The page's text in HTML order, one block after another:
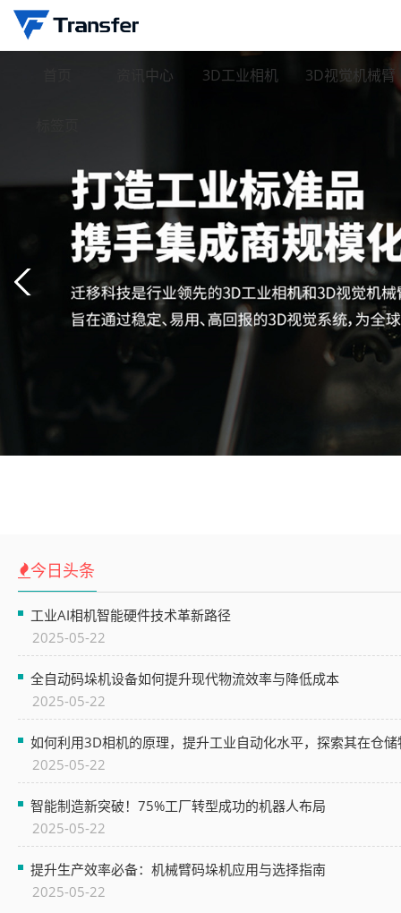
资讯中心 3D工业相机 3D视觉机械臂
今日头条
工业AI相机智能硬件技术革新路径​​
2025-05-22
全自动码垛机设备如何提升现代物流效率与降低成本
2025-05-22
如何利用3D相机的原理，提升工业自动化水平，探索其在仓
2025-05-22
智能制造新突破！75%工厂转型成功的机器人布局
2025-05-22
提升生产效率必备：机械臂码垛机应用与选择指南
2025-05-22